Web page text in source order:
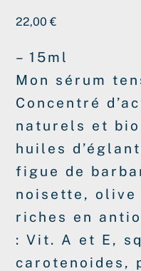
22,00€
– 15ml
Mon sérum
Concentré
naturels et bio
huiles
figue de
noisette, olive
riches en
: Vit. A et E,
carotenoides,